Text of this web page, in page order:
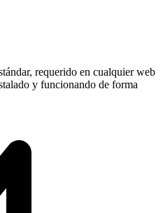
requerido en cualquier web
y funcionando de forma